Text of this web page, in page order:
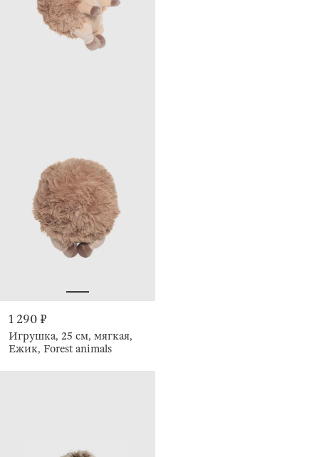
1 290 ₽
Игрушка, 25 см, мягкая,
Ежик, Forest animals